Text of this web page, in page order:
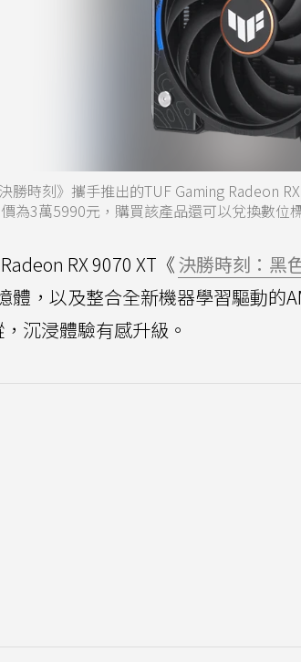
勝時刻》攜手推出的TUF Gaming Radeon
為3萬5990元，購買該產品還可以兌換數位
RX 9070 XT《決勝時刻：黑
體，以及整合全新機器學習驅動的
沉浸體驗有感升級。